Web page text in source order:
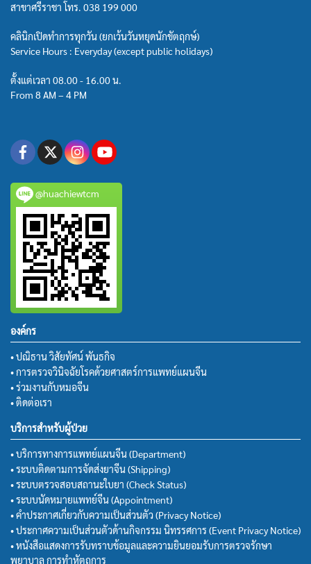
สาขาศรีราชา โทร. 038 199 000
คลินิกเปิดทำการทุกวัน (ยกเว้นวันหยุดนักขัตฤกษ์)
Service Hours : Everyday (except public holidays)
ตั้งแต่เวลา 08.00 - 16.00 น.
From 8 AM – 4 PM
@huachiewtcm
องค์กร
• ปณิธาน วิสัยทัศน์ พันธกิจ
• การตรวจวินิจฉัยโรคด้วยศาสตร์การแพทย์แผนจีน
• ร่วมงานกับหมอจีน
• ติดต่อเรา
บริการสำหรับผู้ป่วย
• บริการทางการแพทย์แผนจีน (Department)
• ระบบติดตามการจัดส่งยาจีน (Shipping)
• ระบบตรวจสอบสถานะใบยา (Check Status)
• ระบบนัดหมายแพทย์จีน (Appointment)
• คำประกาศเกี่ยวกับความเป็นส่วนตัว (Privacy Notice)
• ประกาศความเป็นส่วนตัวด้านกิจกรรม นิทรรศการ (Event Privacy Notice)
• หนังสือแสดงการรับทราบข้อมูลและความยินยอมรับการตรวจรักษา
พยาบาล การทำหัตถการ